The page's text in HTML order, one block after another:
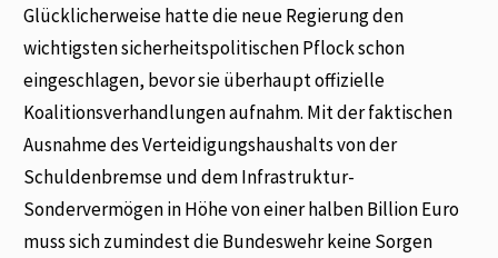
Glücklicherweise hatte die neue Regierung den
wichtigsten sicherheitspolitischen Pflock schon
eingeschlagen, bevor sie überhaupt offizielle
Koalitionsverhandlungen aufnahm. Mit der faktischen
Ausnahme des Verteidigungshaushalts von der
Schuldenbremse und dem Infrastruktur-
Sondervermögen in Höhe von einer halben Billion Euro
muss sich zumindest die Bundeswehr keine Sorgen